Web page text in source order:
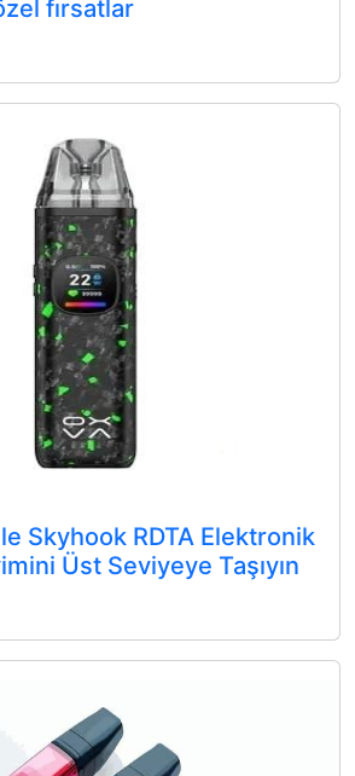
fırsatlar
Skyhook RDTA Elektronik
Üst Seviyeye Taşıyın